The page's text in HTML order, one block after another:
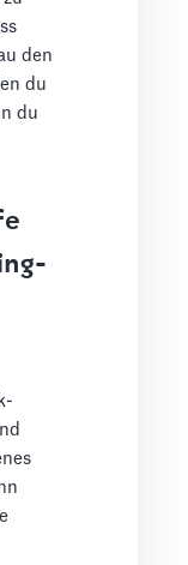
den
du
du